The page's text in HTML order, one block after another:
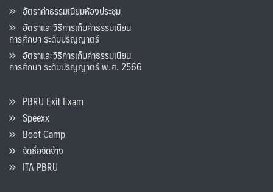
อัตราค่าธรรมเนียมห้องประชุม
อัตราและวิธีการเก็บค่าธรรมเนียน
การศึกษา ระดับปริญญาตรี
อัตราและวิธีการเก็บค่าธรรมเนียน
การศึกษา ระดับปริญญาตรี พ.ศ. 2566
PBRU Exit Exam
Speexx
Boot Camp
จัดซื้อจัดจ้าง
ITA PBRU